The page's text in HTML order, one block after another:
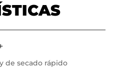
de secado rápido